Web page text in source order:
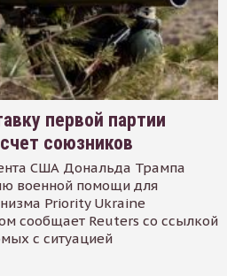
первой партии
союзников
США Дональда Трампа
военной помощи для
Priority Ukraine
сообщает Reuters со ссылкой
с ситуацией